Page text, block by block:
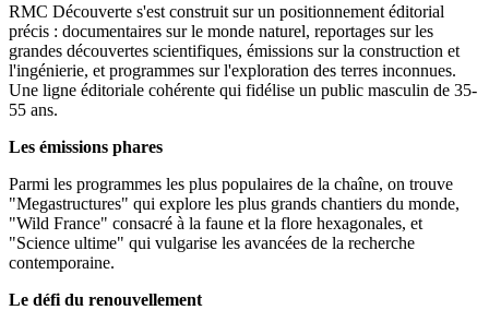
RMC Découverte s'est construit sur un positionnement éditorial
précis : documentaires sur le monde naturel, reportages sur les
grandes découvertes scientifiques, émissions sur la construction et
l'ingénierie, et programmes sur l'exploration des terres inconnues.
Une ligne éditoriale cohérente qui fidélise un public masculin de 35-
55 ans.
Les émissions phares
Parmi les programmes les plus populaires de la chaîne, on trouve
"Megastructures" qui explore les plus grands chantiers du monde,
"Wild France" consacré à la faune et la flore hexagonales, et
"Science ultime" qui vulgarise les avancées de la recherche
contemporaine.
Le défi du renouvellement